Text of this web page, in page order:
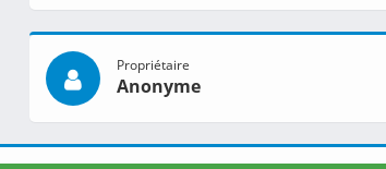
Propriétaire
Anonyme